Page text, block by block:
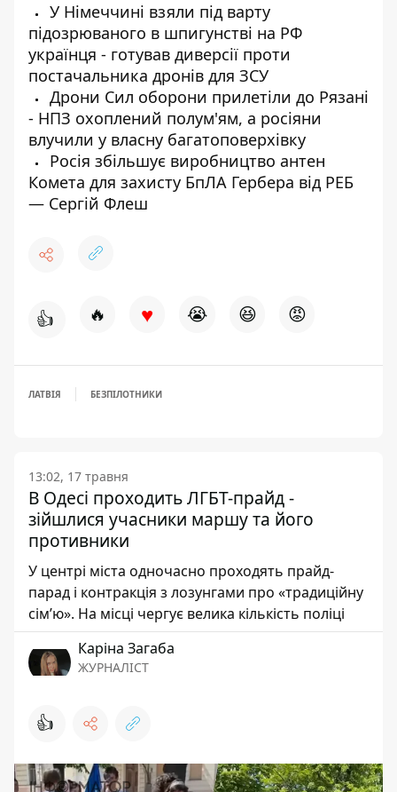
У Німеччині взяли під варту
підозрюваного в шпигунстві на РФ
українця - готував диверсії проти
постачальника дронів для ЗСУ
Дрони Сил оборони прилетіли до Рязані
- НПЗ охоплений полум'ям, а росіяни
влучили у власну багатоповерхівку
Росія збільшує виробництво антен
Комета для захисту БпЛА Гербера від РЕБ
— Сергій Флеш
👍 🔥 ♥ 😭 😆 😡
ЛАТВІЯ БЕЗПІЛОТНИКИ
13:02, 17 травня
В Одесі проходить ЛГБТ-прайд -
зійшлися учасники маршу та його
противники
У центрі міста одночасно проходять прайд-
парад і контракція з лозунгами про «традиційну
сім’ю». На місці чергує велика кількість поліці
Каріна Загаба
ЖУРНАЛІСТ
👍